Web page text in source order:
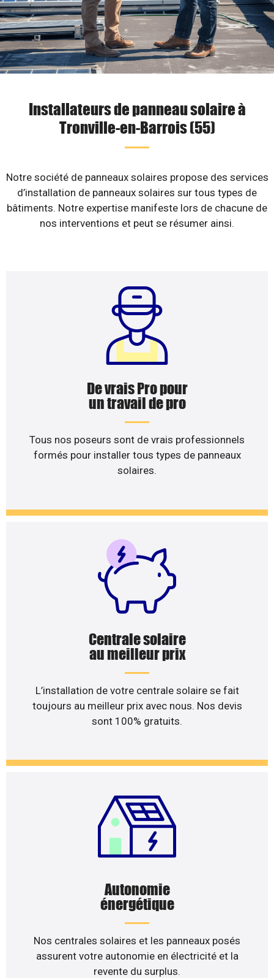
Installateurs de panneau solaire à
Tronville-en-Barrois (55)
Notre société de panneaux solaires propose des services
d’installation de panneaux solaires sur tous types de
bâtiments. Notre expertise manifeste lors de chacune de
nos interventions et peut se résumer ainsi.
De vrais Pro pour
un travail de pro
Tous nos poseurs sont de vrais professionnels
formés pour installer tous types de panneaux
solaires.
Centrale solaire
au meilleur prix
L’installation de votre centrale solaire se fait
toujours au meilleur prix avec nous. Nos devis
sont 100% gratuits.
Autonomie
énergétique
Nos centrales solaires et les panneaux posés
assurent votre autonomie en électricité et la
revente du surplus.